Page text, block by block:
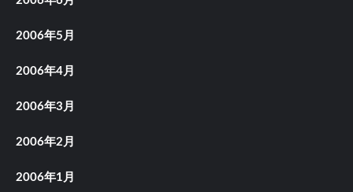
2006年5月
2006年4月
2006年3月
2006年2月
2006年1月